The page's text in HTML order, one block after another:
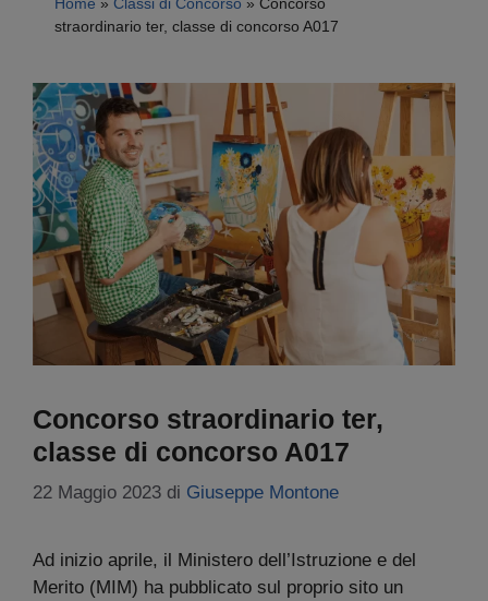
straordinario ter, classe di concorso A017
Concorso straordinario ter,
classe di concorso A017
22 Maggio 2023 di Giuseppe Montone
Ad inizio aprile, il Ministero dell’Istruzione e del
Merito (MIM) ha pubblicato sul proprio sito un